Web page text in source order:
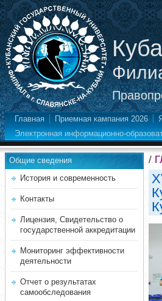
Главная Приемная кампания 2026
Электронная информационно-
Общие сведения
История и современность
Контакты
Лицензия, Свидетельство о
государственной аккредитации
Мониторинг эффективности
деятельности
Отчет о результатах
самообследования
/